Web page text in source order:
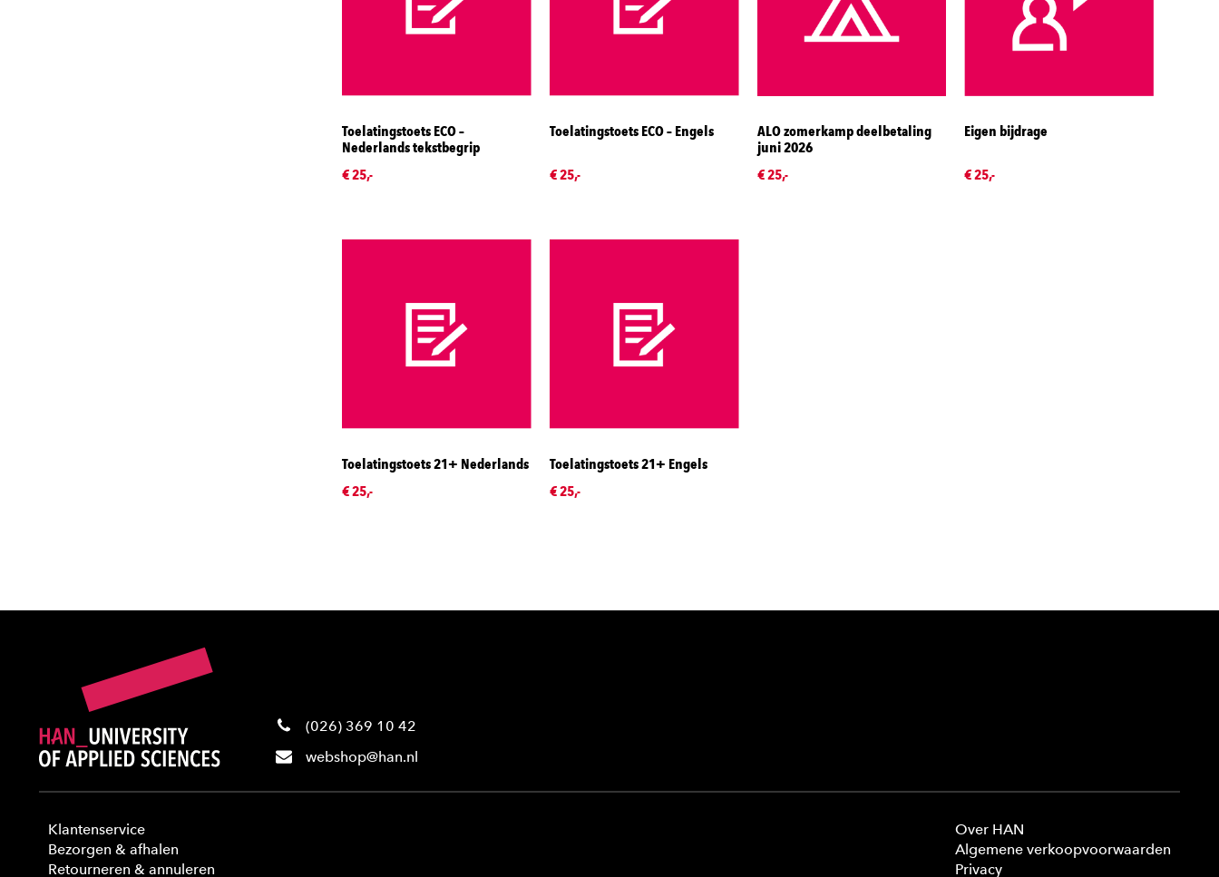
Toelatingstoets ECO –
Nederlands tekstbegrip
€ 25,-
Toelatingstoets ECO – Engels
€ 25,-
ALO zomerkamp deelbetaling
juni 2026
€ 25,-
Eigen bijdrage
€ 25,-
Toelatingstoets 21+ Nederlands
€ 25,-
Toelatingstoets 21+ Engels
€ 25,-
(026) 369 10 42
webshop@han.nl
Klantenservice
Bezorgen & afhalen
Retourneren & annuleren
Over HAN
Algemene verkoopvoorwaarden
Privacy